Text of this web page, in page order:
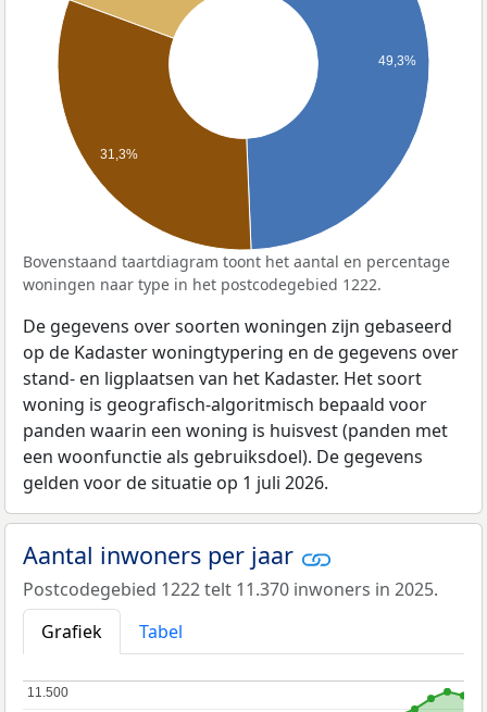
49,3%
31,3%
Bovenstaand taartdiagram toont het aantal en percentage
woningen naar type in het postcodegebied 1222.
De gegevens over soorten woningen zijn gebaseerd
op de Kadaster woningtypering en de gegevens over
stand- en ligplaatsen van het Kadaster. Het soort
woning is geografisch-algoritmisch bepaald voor
panden waarin een woning is huisvest (panden met
een woonfunctie als gebruiksdoel). De gegevens
gelden voor de situatie op 1 juli 2026.
Aantal inwoners per jaar
Postcodegebied 1222 telt 11.370 inwoners in 2025.
Grafiek
Tabel
11.500
11.500